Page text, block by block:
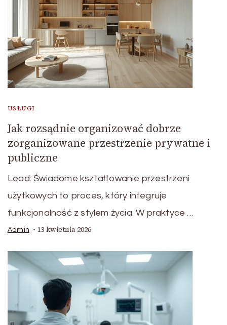
USŁUGI
Jak rozsądnie organizować dobrze
zorganizowane przestrzenie prywatne i
publiczne
Lead: Świadome kształtowanie przestrzeni
użytkowych to proces, który integruje
funkcjonalność z stylem życia. W praktyce …
Admin 13 kwietnia 2026